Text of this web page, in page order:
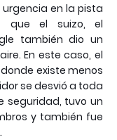
en la pista
que el suizo, el
también dio un
En este caso, el
existe menos
se desvió a toda
seguridad, tuvo un
y también fue